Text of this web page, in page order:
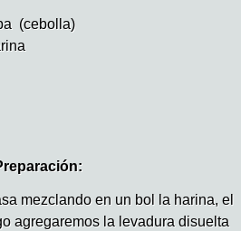
(cebolla)
mezclando en un bol la harina, el
agregaremos la levadura disuelta